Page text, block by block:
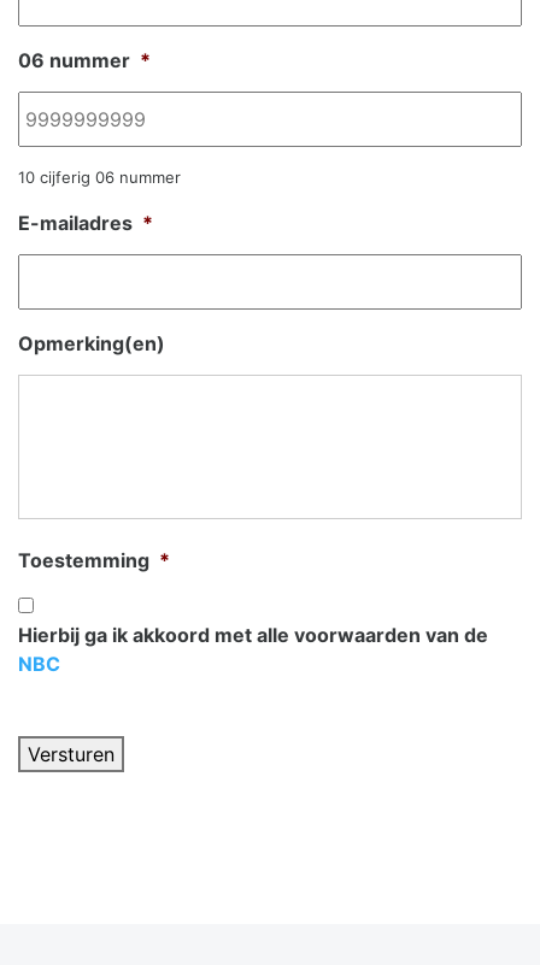
06 nummer *
10 cijferig 06 nummer
E-mailadres *
Opmerking(en)
Toestemming *
Hierbij ga ik akkoord met alle voorwaarden van de
NBC
Versturen